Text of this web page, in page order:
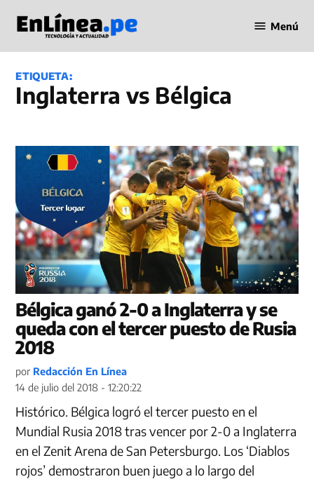
contenido
en Línea
Menú
ETIQUETA:
Inglaterra vs Bélgica
Bélgica ganó 2-0 a Inglaterra y se
queda con el tercer puesto de Rusia
2018
por Redacción En Línea
14 de julio del 2018 - 12:20:22
Histórico. Bélgica logró el tercer puesto en el
Mundial Rusia 2018 tras vencer por 2-0 a Inglaterra
en el Zenit Arena de San Petersburgo. Los ‘Diablos
rojos’ demostraron buen juego a lo largo del